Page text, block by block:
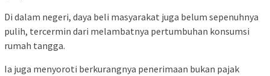
Di dalam negeri, daya beli masyarakat juga belum sepenuhnya
pulih, tercermin dari melambatnya pertumbuhan konsumsi
rumah tangga.
Ia juga menyoroti berkurangnya penerimaan bukan pajak